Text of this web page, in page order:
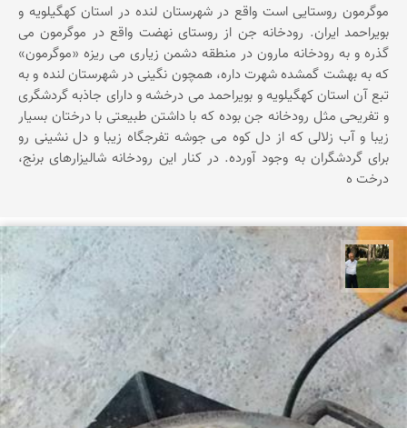
موگرمون روستایی است واقع در شهرستان لنده در استان کهگیلویه و
بویراحمد ایران. رودخانه جن از روستای نهضت واقع در موگرمون می
گذره و به رودخانه مارون در منطقه دشمن زیاری می ریزه «موگرمون»
که به بهشت گمشده شهرت داره، همچون نگینی در شهرستان لنده و به
تبع آن استان کهگیلویه و بویراحمد می درخشه و دارای جاذبه گردشگری
و تفریحی مثل رودخانه جن بوده که با داشتن طبیعتی با درختان بسیار
زیبا و آب زلالی که از دل کوه می جوشه تفرجگاه زیبا و دل نشینی رو
برای گردشگران به وجود آورده. در کنار این رودخانه شالیزارهای برنج،
درخت ه
عبدل شعبانی